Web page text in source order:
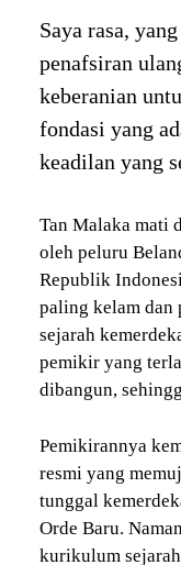
Saya rasa,
penafsiran
keberanian
fondasi yang
keadilan yang
Tan Malaka mati
oleh peluru
Republik
paling kelam dan
sejarah
pemikir yang
dibangun,
Pemikirannya
resmi yang
tunggal
Orde Baru.
kurikulum